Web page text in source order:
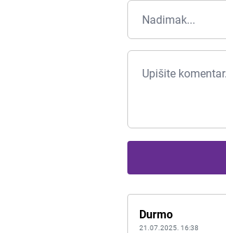
Durmo
21.07.2025. 16:38